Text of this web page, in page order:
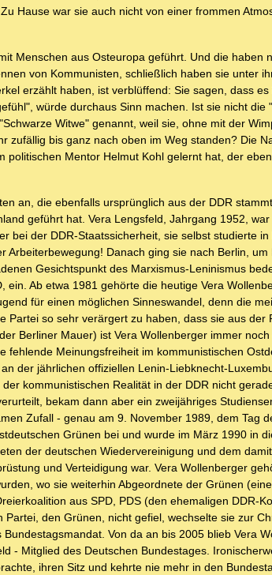
Hause war sie auch nicht von einer frommen
Menschen aus Osteuropa geführt. Und die haben
von Kommunisten, schließlich haben sie unter
erzählt haben, ist verblüffend: Sie sagen, dass
würde durchaus Sinn machen. Ist sie nicht die
Witwe" genannt, weil sie, ohne mit der
bis ganz nach oben im Weg standen? Die
Mentor Helmut Kohl gelernt hat, der
an, die ebenfalls ursprünglich aus der DDR
geführt hat. Vera Lengsfeld, Jahrgang 1952,
bei der DDR-Staatssicherheit, sie selbst studierte in
Danach ging sie nach Berlin, um
Gesichtspunkt des Marxismus-Leninismus
Ab etwa 1981 gehörte die heutige Vera
für einen möglichen Sinneswandel, denn die
Partei so sehr verärgert zu haben, dass sie aus der
Berliner Mauer) ist Vera Wollenberger immer
Meinungsfreiheit im kommunistischen
der jährlichen offiziellen Lenin-Liebknecht-
kommunistischen Realität in der DDR nicht
bekam dann aber ein zweijähriges
Zufall - genau am 9. November 1989, dem Tag
Grünen bei und wurde im März 1990 in
der deutschen Wiedervereinigung und dem
und Verteidigung war. Vera Wollenberger
wo sie weiterhin Abgeordnete der Grünen
aus SPD, PDS (den ehemaligen DDR-
den Grünen, nicht gefiel, wechselte sie zur
Von da an bis 2005 blieb Vera
- Mitglied des Deutschen Bundestages.
ihren Sitz und kehrte nie mehr in den